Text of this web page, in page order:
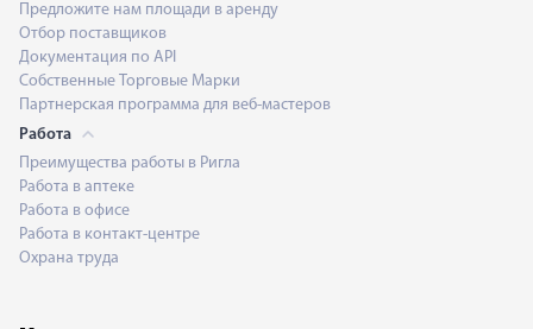
Предложите нам площади в аренду
Отбор поставщиков
Документация по API
Собственные Торговые Марки
Партнерская программа для веб-мастеров
Работа
Преимущества работы в Ригла
Работа в аптеке
Работа в офисе
Работа в контакт-центре
Охрана труда